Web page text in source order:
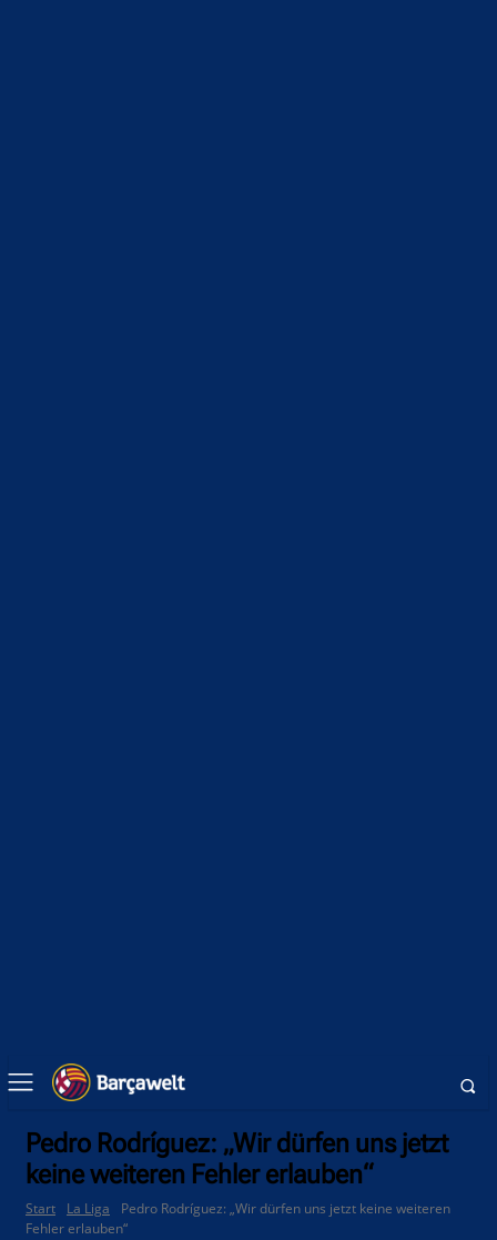
Pedro Rodríguez: „Wir dürfen uns jetzt
keine weiteren Fehler erlauben“
Start La Liga
Pedro Rodríguez: „Wir dürfen uns jetzt keine weiteren
Fehler erlauben“